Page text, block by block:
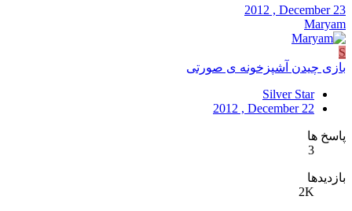
2012 , December 23
Maryam
S
بازی چیدن آشپزخونه ی صورتی
Silver Star
2012 , December 22
پاسخ ها
3
بازدیدها
2K